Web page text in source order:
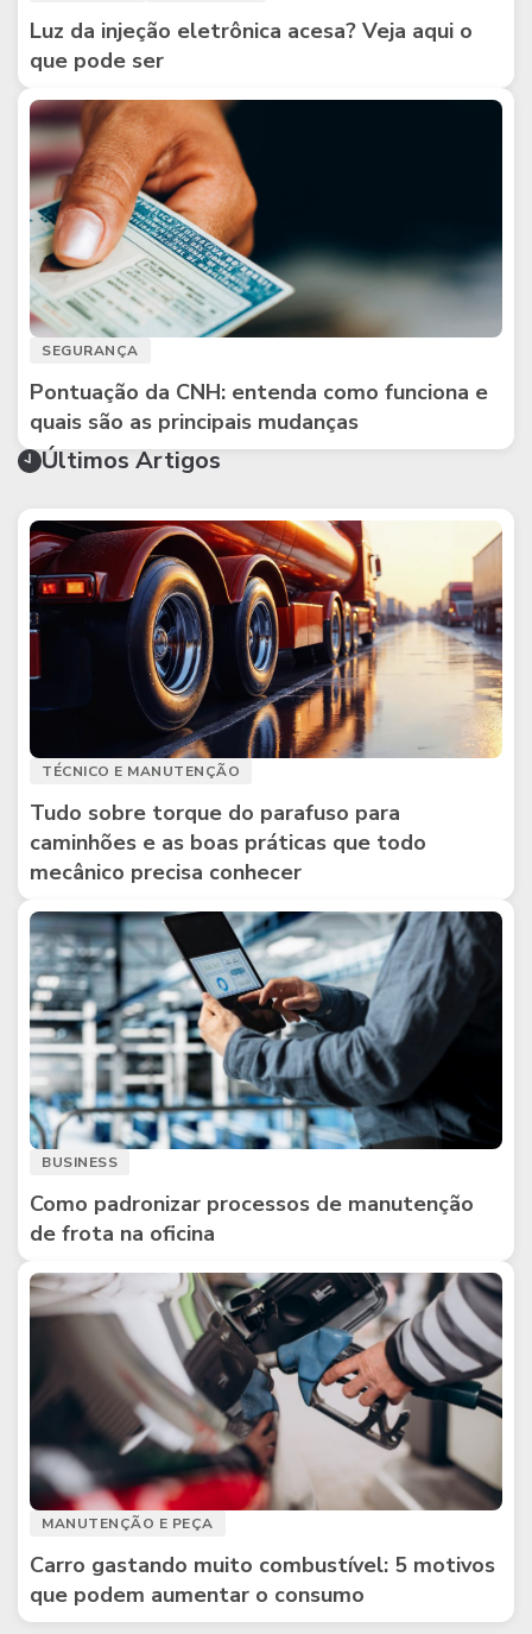
Luz da injeção eletrônica acesa? Veja aqui o
que pode ser
SEGURANÇA
Pontuação da CNH: entenda como funciona e
quais são as principais mudanças
Últimos Artigos
TÉCNICO E MANUTENÇÃO
Tudo sobre torque do parafuso para
caminhões e as boas práticas que todo
mecânico precisa conhecer
BUSINESS
Como padronizar processos de manutenção
de frota na oficina
MANUTENÇÃO E PEÇA
Carro gastando muito combustível: 5 motivos
que podem aumentar o consumo